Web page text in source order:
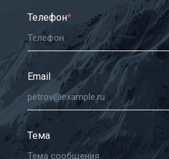
Телефон*
Email
Тема